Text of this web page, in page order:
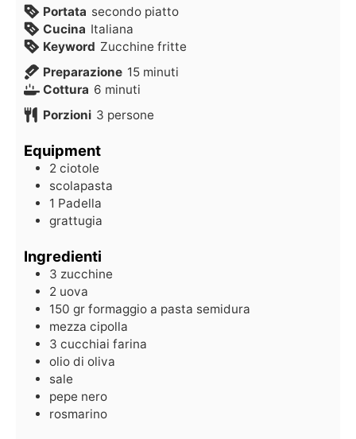
Portata secondo piatto
Cucina Italiana
Keyword Zucchine fritte
Preparazione 15 minuti
Cottura 6 minuti
Porzioni 3 persone
Equipment
2 ciotole
scolapasta
1 Padella
grattugia
Ingredienti
3 zucchine
2 uova
150 gr formaggio a pasta semidura
mezza cipolla
3 cucchiai farina
olio di oliva
sale
pepe nero
rosmarino